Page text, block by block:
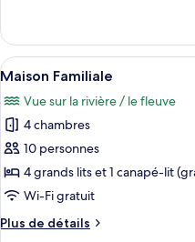
Chambre
Standard,
2
grands
lits
le
type
de
Chambre
Standard,
grands
lits
Afficher
toutes
les
photos
pour
ce
type
chambre :
9
Maison Familiale
Vue sur la rivière / le fleuve
4 chambres
10 personnes
4 grands lits et 1 canapé-lit
Wi-Fi gratuit
Plus de détails
Plus